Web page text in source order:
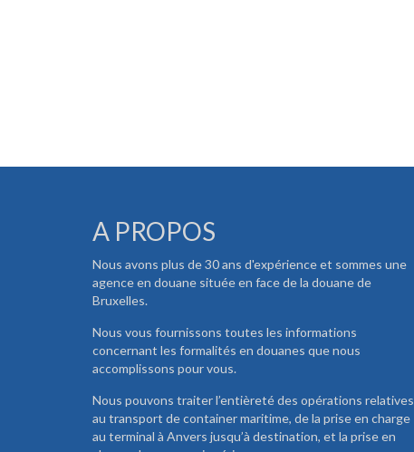
A PROPOS
Nous avons plus de 30 ans d'expérience et sommes une
agence en douane située en face de la douane de
Bruxelles.
Nous vous fournissons toutes les informations
concernant les formalités en douanes que nous
accomplissons pour vous.
Nous pouvons traiter l’entièreté des opérations relatives
au transport de container maritime, de la prise en charge
au terminal à Anvers jusqu’à destination, et la prise en